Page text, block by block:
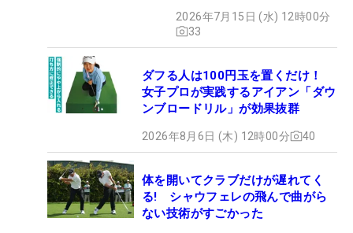
2026年7月15日 (水) 12時00分
33
ダフる人は100円玉を置くだけ！
女子プロが実践するアイアン「ダウ
ンブロードリル」が効果抜群
2026年8月6日 (木) 12時00分 40
体を開いてクラブだけが遅れてく
る! シャウフェレの飛んで曲がら
ない技術がすごかった